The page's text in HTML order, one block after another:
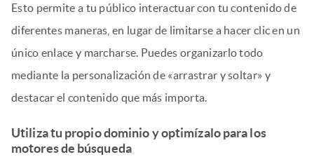
Esto permite a tu público interactuar con tu contenido de
diferentes maneras, en lugar de limitarse a hacer clic en un
único enlace y marcharse. Puedes organizarlo todo
mediante la personalización de «arrastrar y soltar» y
destacar el contenido que más importa.
Utiliza tu propio dominio y optimízalo para los
motores de búsqueda